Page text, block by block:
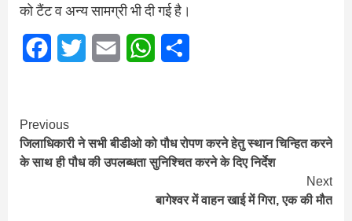
को टैंट व अन्य सामग्री भी दी गई है।
FacebookTwitter Email WhatsApp
Continue
Reading
Previous
जिलाधिकारी ने सभी बीडीओ को पौध रोपण करने हेतु स्थान चिन्हित करने
के साथ ही पौध की उपलब्धता सुनिश्चित करने के दिए निर्देश
Next
बागेश्वर में वाहन खाई में गिरा, एक की मौत